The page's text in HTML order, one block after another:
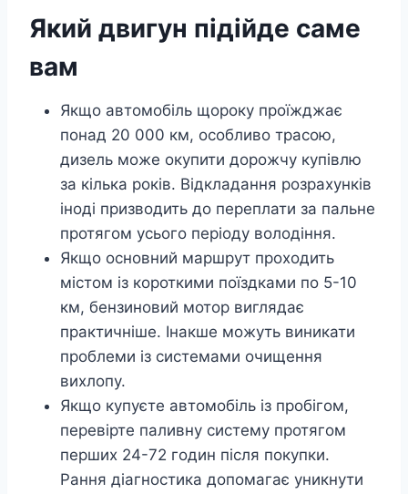
Який двигун підійде саме
вам
Якщо автомобіль щороку проїжджає
понад 20 000 км, особливо трасою,
дизель може окупити дорожчу купівлю
за кілька років. Відкладання розрахунків
іноді призводить до переплати за пальне
протягом усього періоду володіння.
Якщо основний маршрут проходить
містом із короткими поїздками по 5-10
км, бензиновий мотор виглядає
практичніше. Інакше можуть виникати
проблеми із системами очищення
вихлопу.
Якщо купуєте автомобіль із пробігом,
перевірте паливну систему протягом
перших 24-72 годин після покупки.
Рання діагностика допомагає уникнути